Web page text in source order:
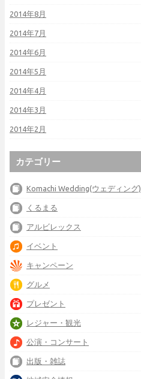
2014年8月
2014年7月
2014年6月
2014年5月
2014年4月
2014年3月
2014年2月
カテゴリー
Komachi Wedding(ウェディング)
くるまる
アルビレックス
イベント
キャンペーン
グルメ
プレゼント
レジャー・観光
公演・コンサート
出版・雑誌